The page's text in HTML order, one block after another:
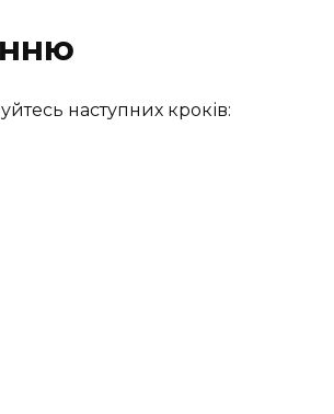
наступних кроків: